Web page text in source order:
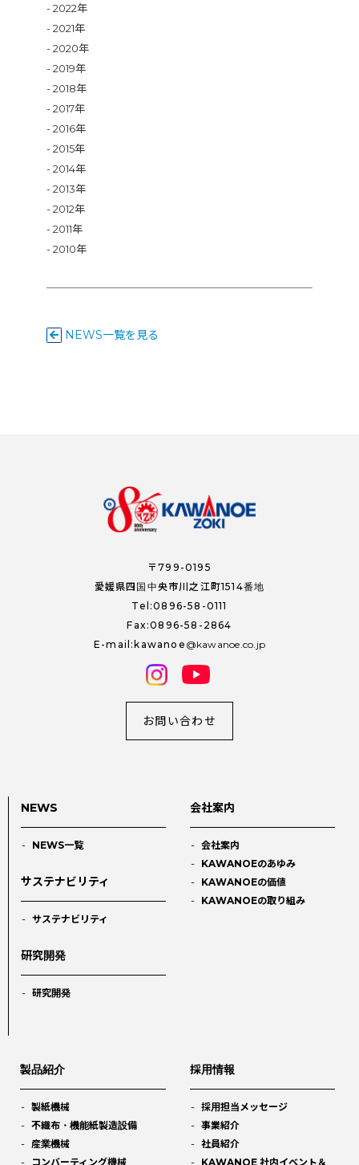
2022年
2021年
2020年
2019年
2018年
2017年
2016年
2015年
2014年
2013年
2012年
2011年
2010年
NEWS一覧を見る
〒799-0195
愛媛県四国中央市川之江町1514番地
Tel:0896-58-0111
Fax:0896-58-2864
E-mail:kawanoe
kawanoe.co.jp
お問い合わせ
NEWS
NEWS一覧
サステナビリティ
サステナビリティ
研究開発
研究開発
会社案内
会社案内
KAWANOEのあゆみ
KAWANOEの価値
KAWANOEの取り組み
製品紹介
製紙機械
不織布・機能紙製造設備
産業機械
コンバーティング機械
採用情報
採用担当メッセージ
事業紹介
社員紹介
KAWANOE 社内イベント＆